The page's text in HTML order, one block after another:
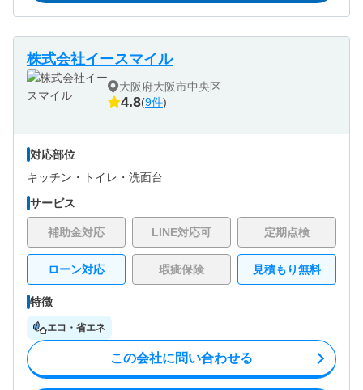
株式会社イースマイル
大阪府大阪市中央区
4.8(9件)
対応部位
キッチン・
トイレ・ 洗面台
サービス
補助金対応 LINE対応可 定期点検
ローン対応 瑕疵保険 見積もり無料
特徴
エコ・省エネ
この会社に問い合わせる